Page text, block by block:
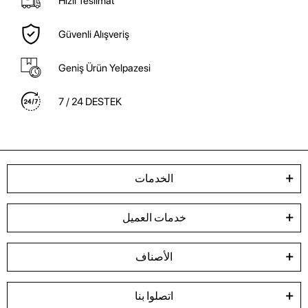
Güvenli Alışveriş
Geniş Ürün Yelpazesi
7 / 24 DESTEK
الخدمات
خدمات العميل
الأصناف
اتصلوا بنا